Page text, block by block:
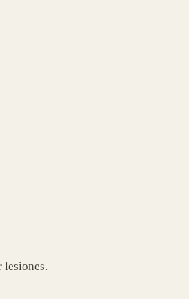
lesiones.